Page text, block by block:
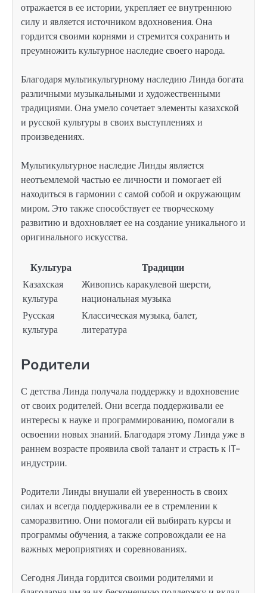
отражается в ее истории, укрепляет ее внутреннюю
силу и является источником вдохновения. Она
гордится своими корнями и стремится сохранить и
преумножить культурное наследие своего народа.
Благодаря мультикультурному наследию Линда богата
различными музыкальными и художественными
традициями. Она умело сочетает элементы казахской
и русской культуры в своих выступлениях и
произведениях.
Мультикультурное наследие Линды является
неотъемлемой частью ее личности и помогает ей
находиться в гармонии с самой собой и окружающим
миром. Это также способствует ее творческому
развитию и вдохновляет ее на создание уникального и
оригинального искусства.
Культура
Традиции
Казахская
культура
Живопись каракулевой шерсти,
национальная музыка
Русская
культура
Классическая музыка, балет,
литература
Родители
С детства Линда получала поддержку и вдохновение
от своих родителей. Они всегда поддерживали ее
интересы к науке и программированию, помогали в
освоении новых знаний. Благодаря этому Линда уже в
раннем возрасте проявила свой талант и страсть к IT-
индустрии.
Родители Линды внушали ей уверенность в своих
силах и всегда поддерживали ее в стремлении к
саморазвитию. Они помогали ей выбирать курсы и
программы обучения, а также сопровождали ее на
важных мероприятиях и соревнованиях.
Сегодня Линда гордится своими родителями и